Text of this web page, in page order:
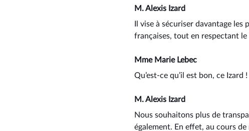
M. Alexis Izard
Il vise à sécuriser davantage
françaises, tout en respectant le
Mme Marie Lebec
Qu’est-ce qu’il est bon, ce Izard !
M. Alexis Izard
Nous souhaitons plus de
également. En effet, au cours